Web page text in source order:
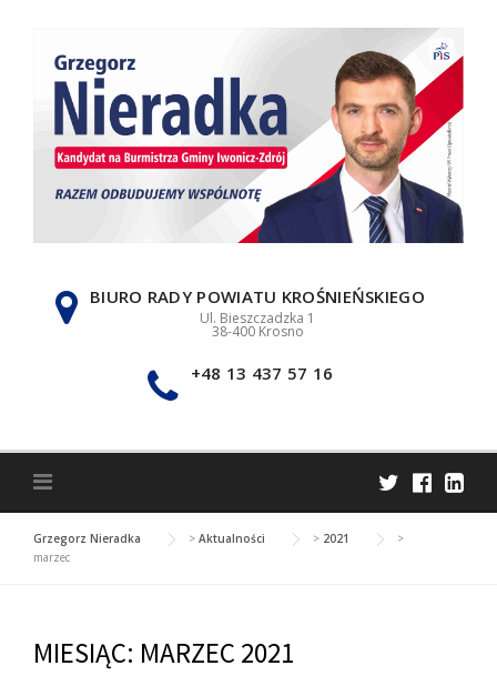
BIURO RADY POWIATU KROŚNIEŃSKIEGO
Ul. Bieszczadzka 1
38-400 Krosno
+48 13 437 57 16
Grzegorz Nieradka > Aktualności > 2021
>
marzec
MIESIĄC: MARZEC 2021